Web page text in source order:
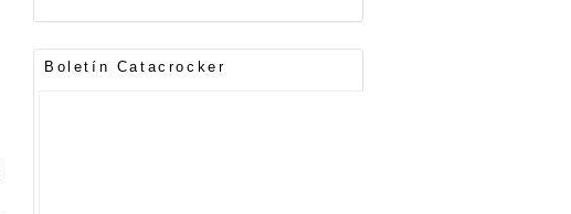
Boletín Catacrocker